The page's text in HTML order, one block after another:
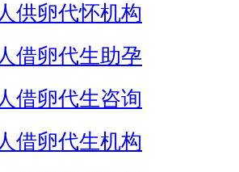
供卵代怀机构
借卵代生助孕
借卵代生咨询
借卵代生机构